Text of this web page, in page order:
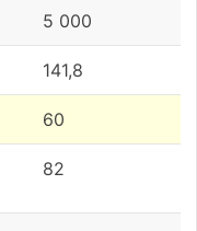
5 000
141,8
60
82